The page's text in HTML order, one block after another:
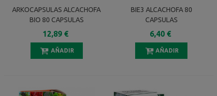
ARKOCAPSULAS ALCACHOFA
BIO 80 CAPSULAS
12,89 €
AÑADIR
BIE3 ALCACHOFA 80
CAPSULAS
6,40 €
AÑADIR